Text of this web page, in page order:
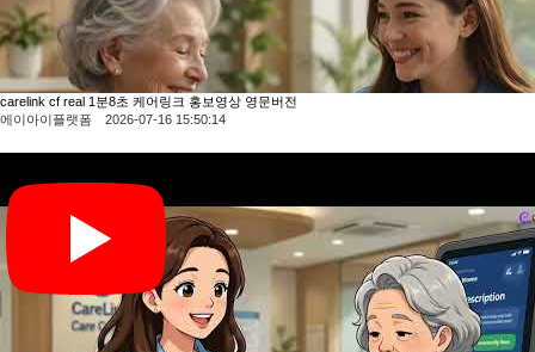
carelink cf real 1분8초 케어링크 홍보영상 영문버전
에이아이플랫폼 2026-07-16 15:50:14